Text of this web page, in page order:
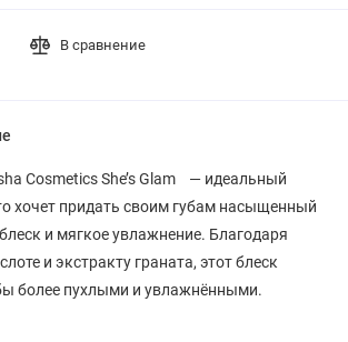
В сравнение
Cosmetics She’s Glam — идеальный
хочет придать своим губам насыщенный
и мягкое увлажнение. Благодаря
и экстракту граната, этот блеск
более пухлыми и увлажнёнными.